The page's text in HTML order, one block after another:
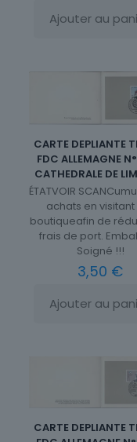
Ajouter au
CARTE DEPLIANTE
FDC ALLEMAGNE
CATHEDRALE DE
ÉTATVOIR
achats en
boutiqueafin de
frais de port.
Soigné !!!
3,50 €
Ajouter au
CARTE DEPLIANTE